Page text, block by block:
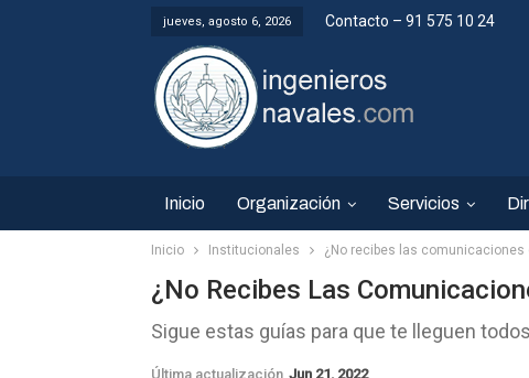
jueves, agosto 6, 2026 Contacto – 91 575 10 24
Inicio Organización Servicios
Inicio Institucionales ¿No recibes las comunicaciones
¿No Recibes Las
Sigue estas guías para que te lleguen
Última actualización Jun 21, 2022